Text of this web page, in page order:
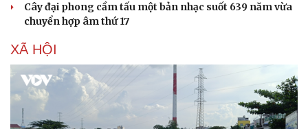
Sức khỏe
Cây thuốc
Sản phụ khoa
Nhi khoa
Nam khoa
Làm đẹp - giảm cân
Phòng mạch online
Tình yêu - Gia đình
Cây đại phong cầm tấu một bản nhạc suốt 639 năm vừa
chuyển hợp âm thứ 17
XÃ HỘI